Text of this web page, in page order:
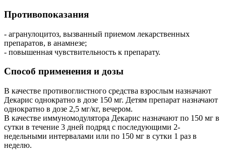
Противопоказания
- агранулоцитоз, вызванный приемом лекарственных
препаратов, в анамнезе;
- повышенная чувствительность к препарату.
Способ применения и дозы
В качестве противоглистного средства взрослым назначают
Декарис однократно в дозе 150 мг. Детям препарат назначают
однократно в дозе 2,5 мг/кг, вечером.
В качестве иммуномодулятора Декарис назначают по 150 мг в
сутки в течение 3 дней подряд с последующими 2-
недельными интервалами или по 150 мг в сутки 1 раз в
неделю.